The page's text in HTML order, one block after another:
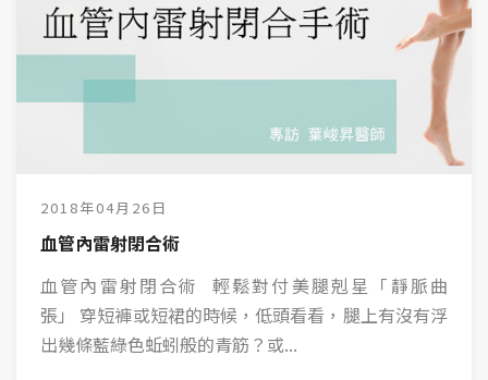
2018年04月26日
血管內雷射閉合術
血管內雷射閉合術 輕鬆對付美腿剋星「靜脈曲
張」 穿短褲或短裙的時候，低頭看看，腿上有沒有浮
出幾條藍綠色蚯蚓般的青筋？或...